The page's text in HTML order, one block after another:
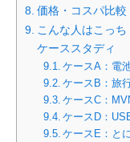
価格・コスパ比
こんな人はこっ
ケーススタディ
ケースA：電
ケースB：旅
ケースC：
ケースD：
ケースE：と